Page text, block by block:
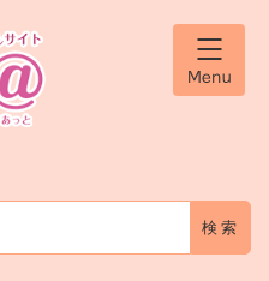
ニ